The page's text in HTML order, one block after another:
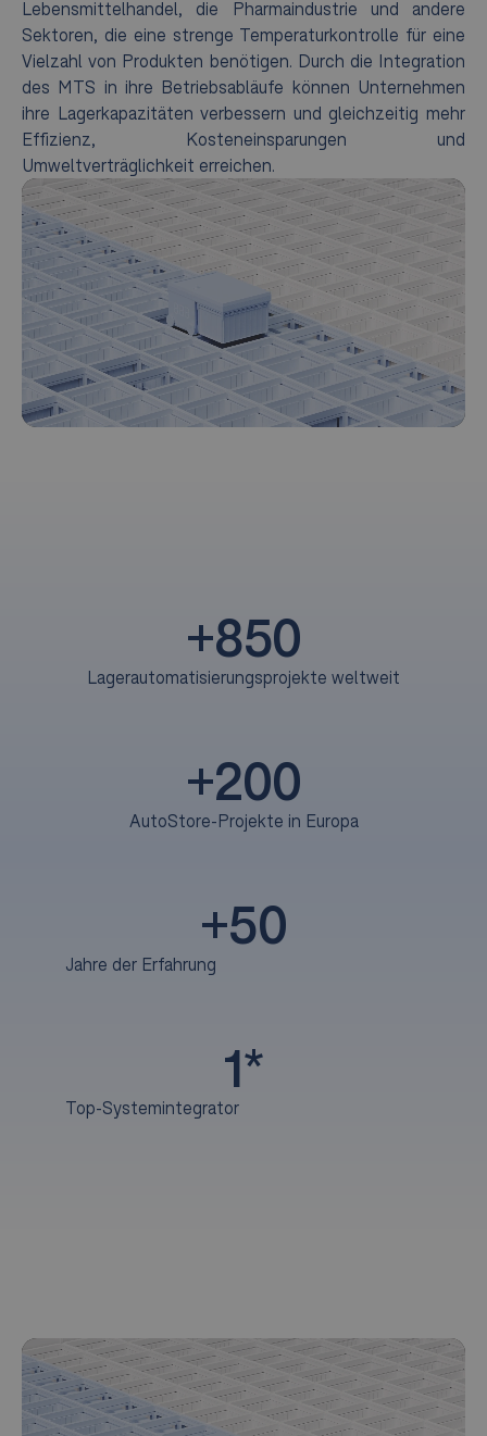
Lebensmittelhandel, die Pharmaindustrie und andere
Sektoren, die eine strenge Temperaturkontrolle für eine
Vielzahl von Produkten benötigen. Durch die Integration
des MTS in ihre Betriebsabläufe können Unternehmen
ihre Lagerkapazitäten verbessern und gleichzeitig mehr
Effizienz, Kosteneinsparungen und
Umweltverträglichkeit erreichen.
Lagerautomatisierungsprojekte weltweit
+850
AutoStore-Projekte in Europa
+200
Jahre der Erfahrung
+50
Top-Systemintegrator
1*